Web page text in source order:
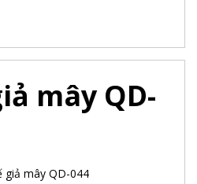
mây QD-
giả mây QD-044